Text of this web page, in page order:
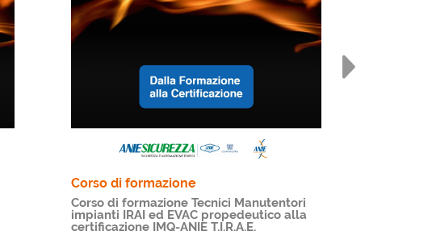
Corso di formazione
Corso di formazione Tecnici Manutentori
impianti IRAI ed EVAC propedeutico alla
certificazione IMQ-ANIE T.I.R.A.E.